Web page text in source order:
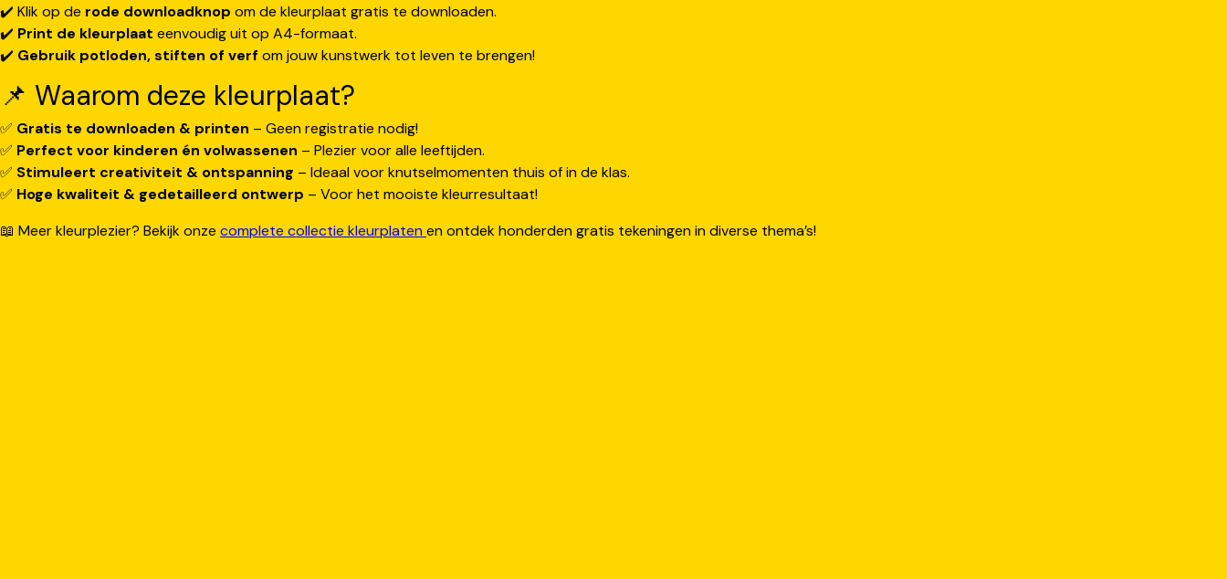
✔️ Klik op de rode downloadknop om de kleurplaat gratis te downloaden.
✔️ Print de kleurplaat eenvoudig uit op A4-formaat.
✔️ Gebruik potloden, stiften of verf om jouw kunstwerk tot leven te brengen!
📌 Waarom deze kleurplaat?
✅ Gratis te downloaden & printen – Geen registratie nodig!
✅ Perfect voor kinderen én volwassenen – Plezier voor alle leeftijden.
✅ Stimuleert creativiteit & ontspanning – Ideaal voor knutselmomenten thuis of in de klas.
✅ Hoge kwaliteit & gedetailleerd ontwerp – Voor het mooiste kleurresultaat!
📖 Meer kleurplezier? Bekijk onze complete collectie kleurplatenen ontdek honderden gratis tekeningen in diverse thema’s!